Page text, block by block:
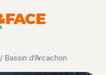
/ Bassin d’Arcachon